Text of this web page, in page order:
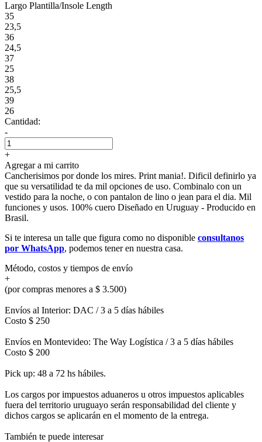
Largo Plantilla/Insole Length
35
23,5
36
24,5
37
25
38
25,5
39
26
Cantidad:
-
+
Agregar a mi carrito
Cancherisimos por donde los mires. Print mania!. Dificil definirlo ya
que su versatilidad te da mil opciones de uso. Combinalo con un
vestido para la noche, o con pantalon de lino o jean para el dia. Mil
funciones y usos. 100% cuero Diseñado en Uruguay - Producido en
Brasil.
Si te interesa un talle que figura como no disponible consultanos
por WhatsApp, podemos tener en nuestra casa.
Método, costos y tiempos de envío
+
(por compras menores a $ 3.500)
Envíos al Interior: DAC / 3 a 5 días hábiles
Costo $ 250
Envíos en Montevideo: The Way Logística / 3 a 5 días hábiles
Costo $ 200
Pick up: 48 a 72 hs hábiles.
Los cargos por impuestos aduaneros u otros impuestos aplicables
fuera del territorio uruguayo serán responsabilidad del cliente y
dichos cargos se aplicarán en el momento de la entrega.
También te puede interesar